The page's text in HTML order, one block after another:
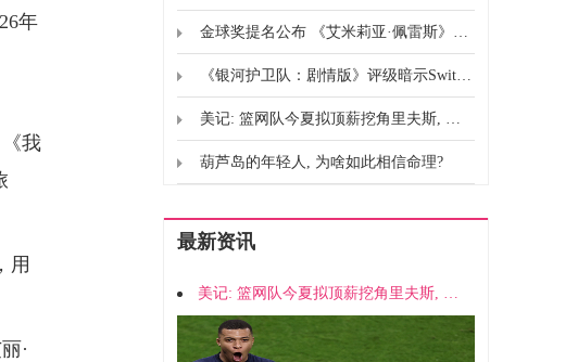
年
我
用
·
金球奖提名公布 《艾米莉亚·佩雷斯》创纪录领跑
《银河护卫队：剧情版》评级暗示Switch 2即将发布
美记: 篮网队今夏拟顶薪挖角里夫斯, 四年1.79亿
葫芦岛的年轻人, 为啥如此相信命理?
最新资讯
美记: 篮网队今夏拟顶薪挖角里夫斯, 四年1.79亿